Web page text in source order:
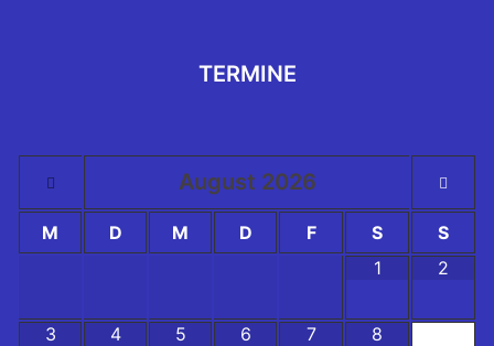
TERMINE
August 2026
M D M D F S
S
1
2
3 4 5 6 7 8